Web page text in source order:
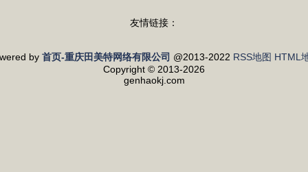
友情链接：
by 首页-重庆田美特网络有限公司 @2013-2022 RSS地图 HTML
Copyright © 2013-2026
genhaokj.com